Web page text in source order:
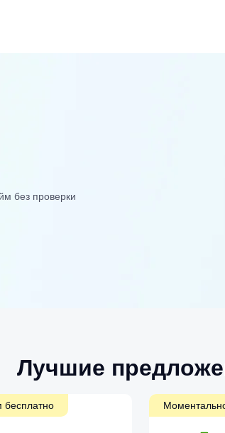
без проверки
Лучшие
бесплатно